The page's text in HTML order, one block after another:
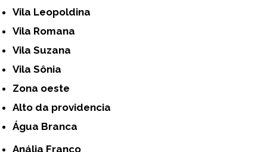
Vila Leopoldina
Vila Romana
Vila Suzana
Vila Sônia
Zona oeste
alto da providencia
Água Branca
Anália Franco